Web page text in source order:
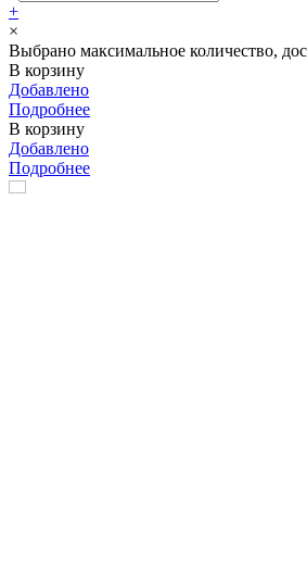
+
×
Выбрано максимальное количество,
В корзину
Добавлено
Подробнее
В корзину
Добавлено
Подробнее